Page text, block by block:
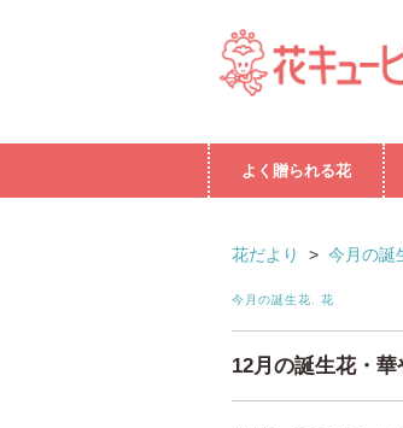
よく贈られる花
花だより > 今月の誕
今月の誕生花 花
12月の誕生花・華